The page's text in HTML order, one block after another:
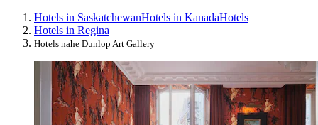
Hotels in SaskatchewanHotels in KanadaHotels
Hotels in Regina
Hotels nahe Dunlop Art Gallery